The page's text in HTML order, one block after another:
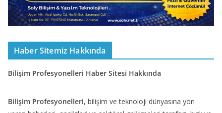
Haber Sitemiz Hakkında
Bilişim Profesyonelleri Haber Sitesi Hakkında
Bilişim Profesyonelleri, bilişim ve teknoloji dünyasına yön